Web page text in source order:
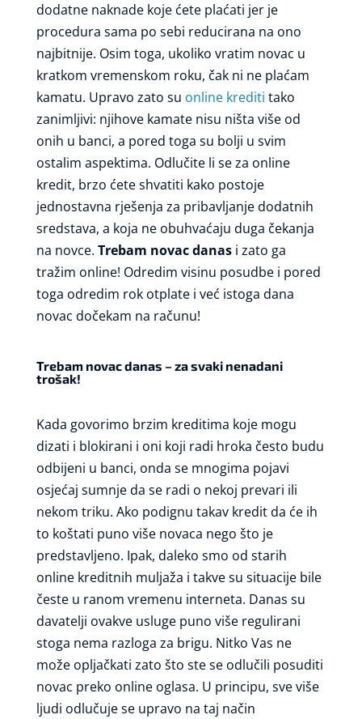
dodatne naknade koje ćete plaćati jer je
procedura sama po sebi reducirana na ono
najbitnije. Osim toga, ukoliko vratim novac u
kratkom vremenskom roku, čak ni ne plaćam
kamatu. Upravo zato su online krediti tako
zanimljivi: njihove kamate nisu ništa više od
onih u banci, a pored toga su bolji u svim
ostalim aspektima. Odlučite li se za online
kredit, brzo ćete shvatiti kako postoje
jednostavna rješenja za pribavljanje dodatnih
sredstava, a koja ne obuhvaćaju duga čekanja
na novce. Trebam novac danasi zato ga
tražim online! Odredim visinu posudbe i pored
toga odredim rok otplate i već istoga dana
novac dočekam na računu!
Trebam novac danas – za svaki nenadani
trošak!
Kada govorimo brzim kreditima koje mogu
dizati i blokirani i oni koji radi hroka često budu
odbijeni u banci, onda se mnogima pojavi
osjećaj sumnje da se radi o nekoj prevari ili
nekom triku. Ako podignu takav kredit da će ih
to koštati puno više novaca nego što je
predstavljeno. Ipak, daleko smo od starih
online kreditnih muljaža i takve su situacije bile
česte u ranom vremenu interneta. Danas su
davatelji ovakve usluge puno više regulirani
stoga nema razloga za brigu. Nitko Vas ne
može opljačkati zato što ste se odlučili posuditi
novac preko online oglasa. U principu, sve više
ljudi odlučuje se upravo na taj način